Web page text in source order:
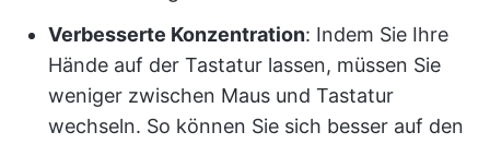
Verbesserte Konzentration: Indem Sie Ihre
Hände auf der Tastatur lassen, müssen Sie
weniger zwischen Maus und Tastatur
wechseln. So können Sie sich besser auf den